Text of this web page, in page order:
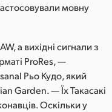
мовну
а вихідні сигнали з
ProRes, —
Рьо Кудо, який
Garden. — Їх Такасакі
Оскільки у